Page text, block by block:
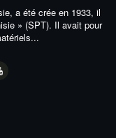
a été crée en 1933, il
» (SPT). Il avait pour